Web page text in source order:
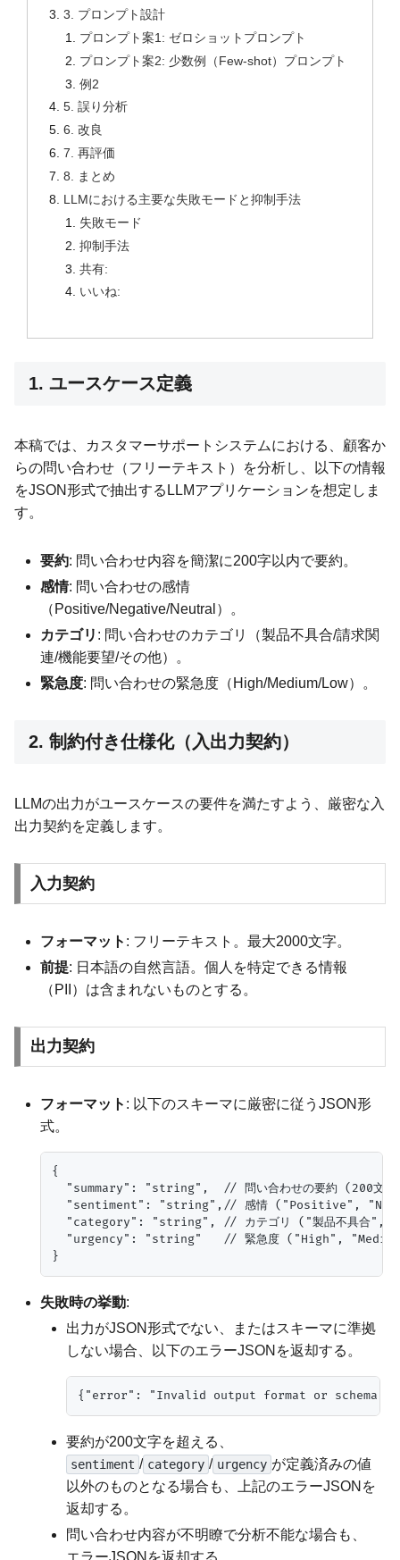
3. プロンプト設計
プロンプト案1: ゼロショットプロンプト
プロンプト案2: 少数例（Few-shot）プロンプト
例2
5. 誤り分析
6. 改良
7. 再評価
8. まとめ
LLMにおける主要な失敗モードと抑制手法
失敗モード
抑制手法
共有:
いいね:
1. ユースケース定義
本稿では、カスタマーサポートシステムにおける、顧客か
らの問い合わせ（フリーテキスト）を分析し、以下の情報
をJSON形式で抽出するLLMアプリケーションを想定しま
す。
要約: 問い合わせ内容を簡潔に200字以内で要約。
感情: 問い合わせの感情
（Positive/Negative/Neutral）。
カテゴリ : 問い合わせのカテゴリ（製品不具合/請求関
連/機能要望/その他）。
緊急度: 問い合わせの緊急度（High/Medium/Low）。
2. 制約付き仕様化（入出力契約）
LLMの出力がユースケースの要件を満たすよう、厳密な入
出力契約を定義します。
入力契約
フォーマット : フリーテキスト。最大2000文字。
前提: 日本語の自然言語。個人を特定できる情報
（PII）は含まれないものとする。
出力契約
フォーマット : 以下のスキーマに厳密に従うJSON形
式。
{
"summary": "string",  // 問い合わせの要約 (200文字
"sentiment": "string",// 感情 ("Positive",
"category": "string", // カテゴリ ("製品不具合", "
"urgency": "string"   // 緊急度 ("High",
失敗時の挙動:
出力がJSON形式でない、またはスキーマに準拠
しない場合、以下のエラーJSONを返却する。
要約が200文字を超える、
sentiment / category / urgency が定義済みの値
以外のものとなる場合も、上記のエラーJSONを
返却する。
問い合わせ内容が不明瞭で分析不能な場合も、